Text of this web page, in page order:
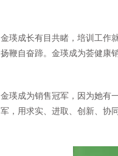
金瑛成长有目共睹，培训工作
扬鞭自奋蹄。金瑛成为荟健康
金瑛成为销售冠军，因为她有
军，用求实、进取、创新、协